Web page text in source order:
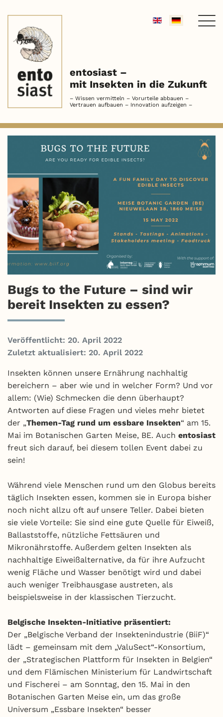
Sprache
entosiast –
mit Insekten in die Zukunft
– Wissen vermitteln – Vorurteile abbauen –
Vertrauen aufbauen – Innovation aufzeigen –
Bugs to the Future – sind wir
bereit Insekten zu essen?
Veröffentlicht: 20. April 2022
Zuletzt aktualisiert: 20. April 2022
Insekten können unsere Ernährung nachhaltig
bereichern – aber wie und in welcher Form? Und vor
allem: (Wie) Schmecken die denn überhaupt?
Antworten auf diese Fragen und vieles mehr bietet
der „Themen-Tag rund um essbare Insekten“ am 15.
Mai im Botanischen Garten Meise, BE. Auch entosiast
freut sich darauf, bei diesem tollen Event dabei zu
sein!
Während viele Menschen rund um den Globus bereits
täglich Insekten essen, kommen sie in Europa bisher
noch nicht allzu oft auf unsere Teller. Dabei bieten
sie viele Vorteile: Sie sind eine gute Quelle für Eiweiß,
Ballaststoffe, nützliche Fettsäuren und
Mikronährstoffe. Außerdem gelten Insekten als
nachhaltige Eiweißalternative, da für ihre Aufzucht
wenig Fläche und Wasser benötigt wird und dabei
auch weniger Treibhausgase austreten, als
beispielsweise in der klassischen Tierzucht.
Belgische Insekten-Initiative präsentiert:
Der „Belgische Verband der Insektenindustrie (BiiF)“
lädt – gemeinsam mit dem „ValuSect“-Konsortium,
der „Strategischen Plattform für Insekten in Belgien“
und dem Flämischen Ministerium für Landwirtschaft
und Fischerei – am Sonntag, den 15. Mai in den
Botanischen Garten Meise ein, um das große
Universum „Essbare Insekten“ besser